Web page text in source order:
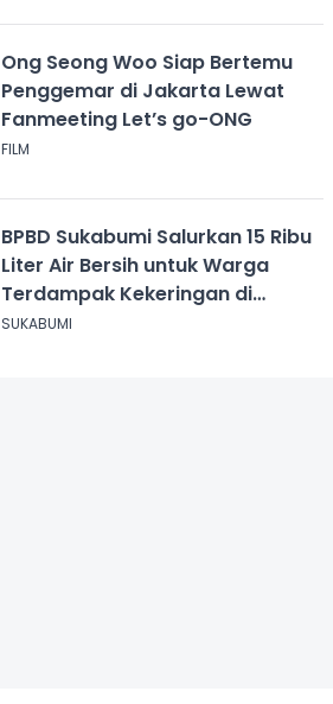
Ong Seong Woo Siap Bertemu
Penggemar di Jakarta Lewat
Fanmeeting Let’s go-ONG
FILM
BPBD Sukabumi Salurkan 15 Ribu
Liter Air Bersih untuk Warga
Terdampak Kekeringan di
Cicurug
SUKABUMI